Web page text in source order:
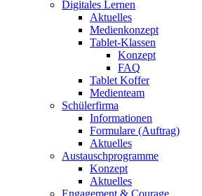
Digitales Lernen
Aktuelles
Medienkonzept
Tablet-Klassen
Konzept
FAQ
Tablet Koffer
Medienteam
Schülerfirma
Informationen
Formulare (Auftrag)
Aktuelles
Austauschprogramme
Konzept
Aktuelles
Engagement & Courage